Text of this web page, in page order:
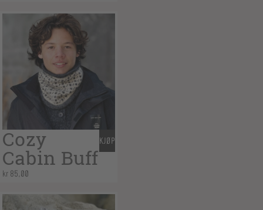
Cozy
Cabin Buff
kr 85,00
KJØP